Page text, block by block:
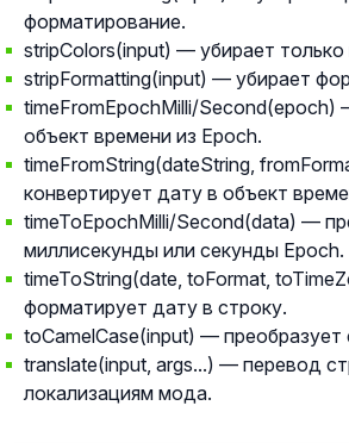
форматирование.
stripColors(input) — убирает
stripFormatting(input) — убирает
timeFromEpochMilli/Second(epoch)
объект времени из Epoch.
timeFromString(dateString,
конвертирует дату в объект
timeToEpochMilli/Second(data) —
миллисекунды или секунды Epoch.
timeToString(date, toFormat,
форматирует дату в строку.
toCamelCase(input) — преобразует
translate(input, args...) — перевод
локализациям мода.